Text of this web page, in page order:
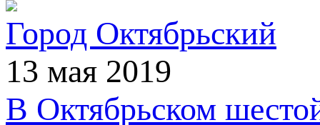
Город Октябрьский
13 мая 2019
В Октябрьском